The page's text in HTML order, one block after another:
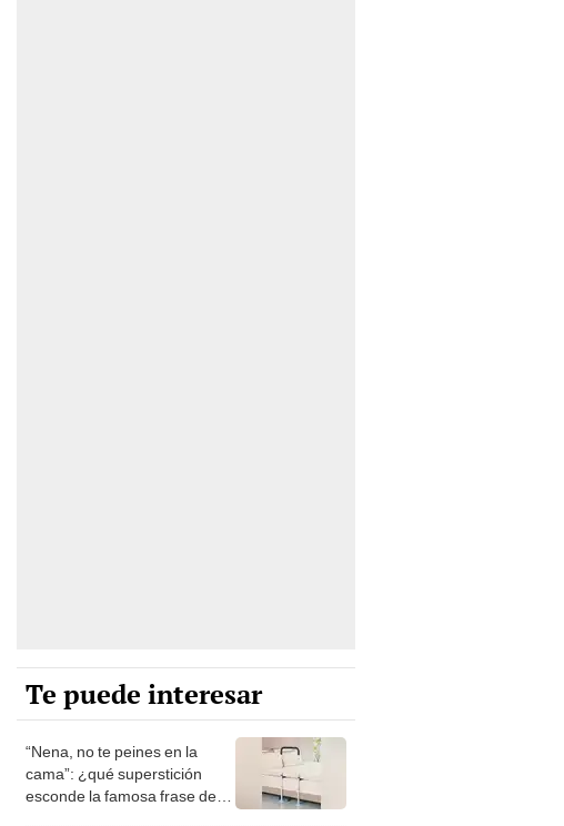
Te puede interesar
“Nena, no te peines en la
cama”: ¿qué superstición
esconde la famosa frase de